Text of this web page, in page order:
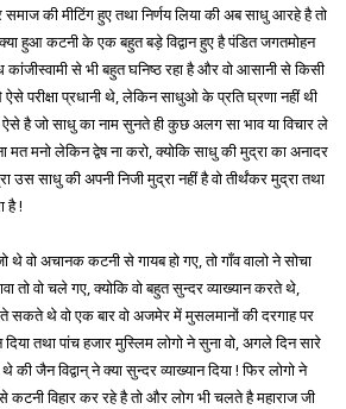
समाज की मीटिंग हुए तथा निर्णय लिया की अब साधु आरहे है तो
हुआ कटनी के एक बहुत बड़े विद्वान हुए है पंडित जगतमोहन
से भी बहुत घनिष्ठ रहा है और वो आसानी से किसी
परीक्षा प्रधानी थे, लेकिन साधुओ के प्रति घ्रणा नहीं थी
है जो साधु का नाम सुनते ही कुछ अलग सा भाव या विचार ले
मनो लेकिन द्वेष ना करो, क्योकि साधु की मुद्रा का अनादर
उस साधु की अपनी निजी मुद्रा नहीं है वो तीर्थंकर मुद्रा तथा
है !
थे वो अचानक कटनी से गायब हो गए, तो गाँव वालो ने सोचा
तो वो चले गए, क्योकि वो बहुत सुन्दर व्याख्यान करते थे,
सकते थे वो एक बार वो अजमेर में मुसलमानों की दरगाह पर
तथा पांच हजार मुस्लिम लोगो ने सुना वो, अगले दिन सारे
जैन विद्वान् ने क्या सुन्दर व्याख्यान दिया ! फिर लोगो ने
से कटनी विहार कर रहे है तो और लोग भी चलते है महाराज जी